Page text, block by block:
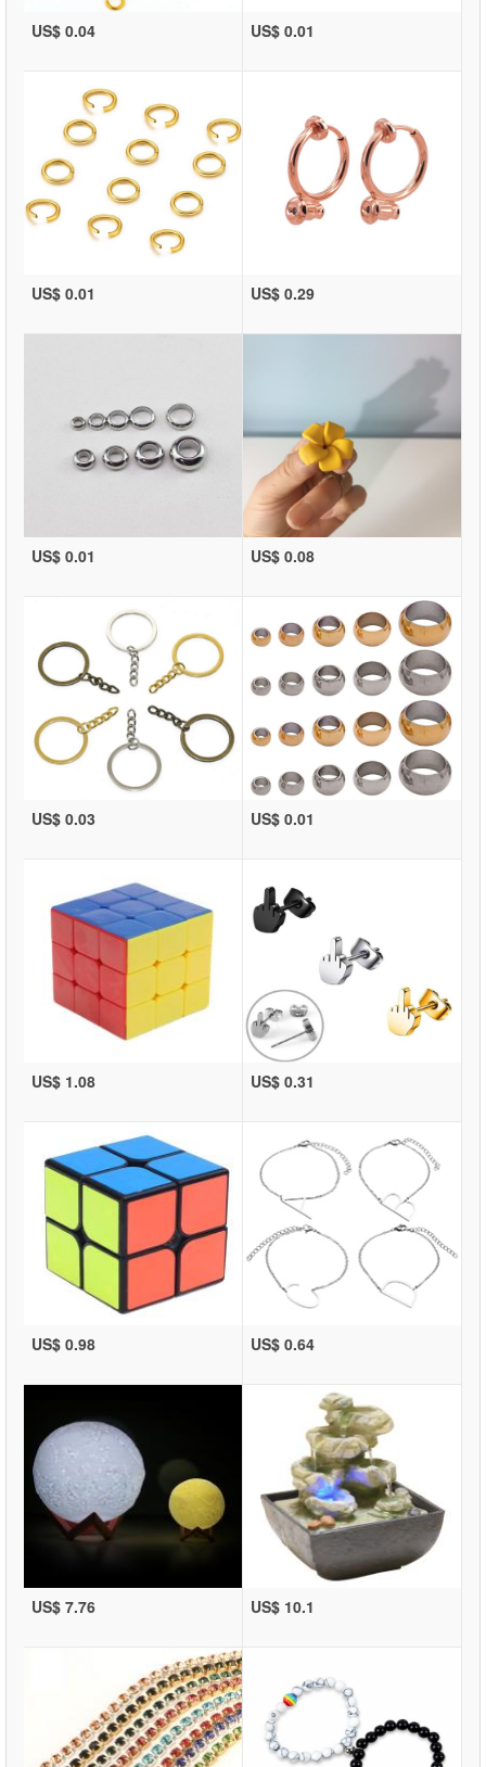
US$ 0.04 US$ 0.01
US$ 0.01 US$ 0.29
US$ 0.01 US$ 0.08
US$ 0.03 US$ 0.01
US$ 1.08 US$ 0.31
US$ 0.98 US$ 0.64
US$ 7.76 US$ 10.1